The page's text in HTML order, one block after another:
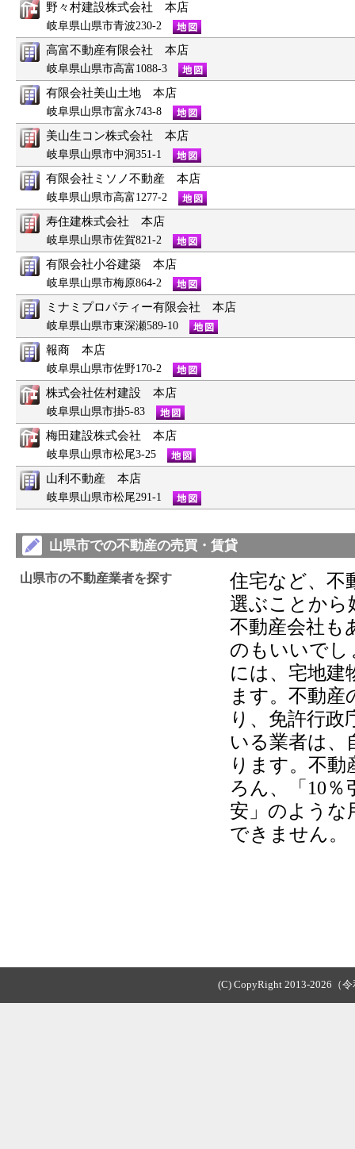
野々村建設株式会社 本店
岐阜県山県市青波230-2
高富不動産有限会社 本店
岐阜県山県市高富1088-3
有限会社美山土地 本店
岐阜県山県市富永743-8
美山生コン株式会社 本店
岐阜県山県市中洞351-1
有限会社ミソノ不動産 本店
岐阜県山県市高富1277-2
寿住建株式会社 本店
岐阜県山県市佐賀821-2
有限会社小谷建築 本店
岐阜県山県市梅原864-2
ミナミプロパティー有限会社 本店
岐阜県山県市東深瀬589-10
報商 本店
岐阜県山県市佐野170-2
株式会社佐村建設 本店
岐阜県山県市掛5-83
梅田建設株式会社 本店
岐阜県山県市松尾3-25
山利不動産 本店
岐阜県山県市松尾291-1
山県市での不動産の売買・賃貸
山県市の不動産業者を探す
住宅など、不
選ぶことから
不動産会社も
のもいいでし
には、宅地建
ます。不動
り、免許行
いる業者は、
ります。不
ろん、「10％
安」のような
できません。
(C) CopyRight 2013-2026（